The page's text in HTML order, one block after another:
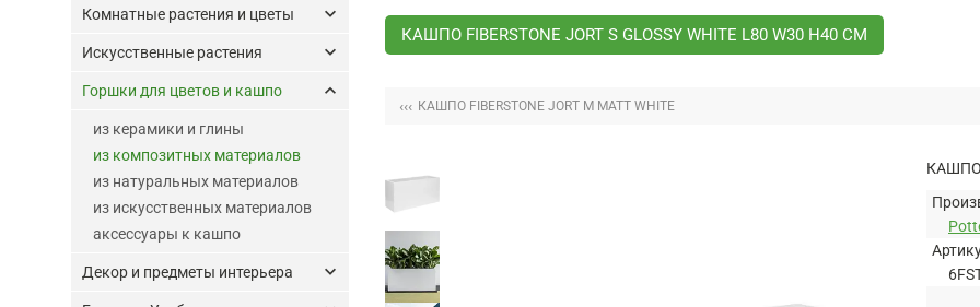
КАШПО FIBERSTONE JORT S GLOSSY WHITE L80 W30 H40 СМ
‹‹‹ КАШПО FIBERSTONE JORT M MATT WHITE
КАШПО
Комнатные растения и цветы keyboard_arrow_down
Искусственные растения keyboard_arrow_down
Горшки для цветов и кашпо keyboard_arrow_up
из керамики и глины
из композитных материалов
из натуральных материалов
из искусственных материалов
аксессуары к кашпо
Декор и предметы интерьера keyboard_arrow_down